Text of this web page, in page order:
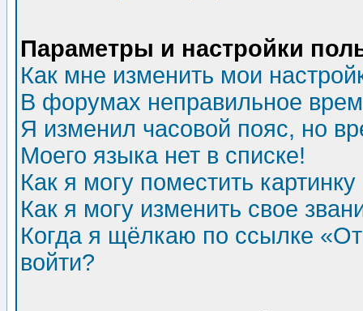
Параметры и настройки
Как мне изменить мои
В форумах неправильное
Я изменил часовой пояс, но
Моего языка нет в списке!
Как я могу поместить
Как я могу изменить свое
Когда я щёлкаю по ссылке
войти?